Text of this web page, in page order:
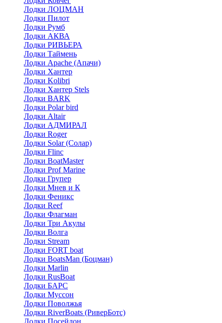
Лодки ЛОЦМАН
Лодки Пилот
Лодки Румб
Лодки АКВА
Лодки РИВЬЕРА
Лодки Таймень
Лодки Apache (Апачи)
Лодки Хантер
Лодки Kolibri
Лодки Хантер Stels
Лодки BARK
Лодки Polar bird
Лодки Altair
Лодки АДМИРАЛ
Лодки Roger
Лодки Solar (Солар)
Лодки Flinc
Лодки BoatMaster
Лодки Prof Marine
Лодки Групер
Лодки Мнев и К
Лодки Феникс
Лодки Reef
Лодки Флагман
Лодки Три Акулы
Лодки Волга
Лодки Stream
Лодки FORT boat
Лодки BoatsMan (Боцман)
Лодки Marlin
Лодки RusBoat
Лодки БАРС
Лодки Муссон
Лодки Поволжья
Лодки RiverBoats (РиверБотс)
Лодки Посейдон